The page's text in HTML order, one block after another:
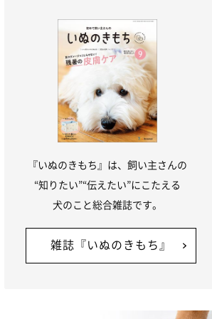
『いぬのきもち』は、飼い主さんの
“知りたい”“伝えたい”にこたえる
犬のこと総合雑誌です。
雑誌『いぬのきもち』